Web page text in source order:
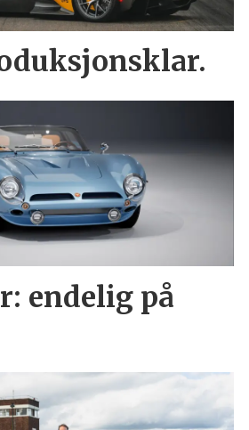
endelig på